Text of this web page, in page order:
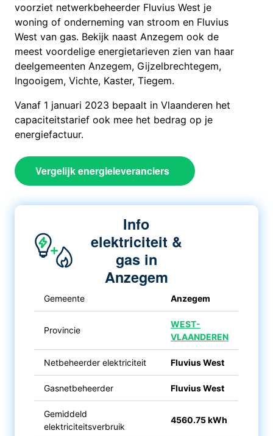
voorziet netwerkbeheerder Fluvius West je
woning of onderneming van stroom en Fluvius
West van gas. Bekijk naast Anzegem ook de
meest voordelige energietarieven zien van haar
deelgemeenten Anzegem, Gijzelbrechtegem,
Ingooigem, Vichte, Kaster, Tiegem.
Vanaf 1 januari 2023 bepaalt in Vlaanderen het
capaciteitstarief ook mee het bedrag op je
energiefactuur.
Vergelijk energieleveranciers
Info
elektriciteit &
gas in
Anzegem
Gemeente Anzegem
Provincie
WEST-
VLAANDEREN
Netbeheerder elektriciteit Fluvius West
Gasnetbeheerder Fluvius West
Gemiddeld
elektriciteitsverbruik
4560.75 kWh